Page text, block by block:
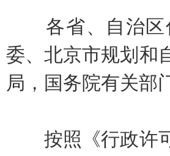
各省、自治区
委、北京市规划和
局，国务院有关部
按照《行政许可